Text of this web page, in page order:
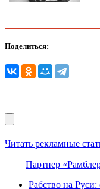
Поделиться:
Читать рекламные
Партнер
Рабство на